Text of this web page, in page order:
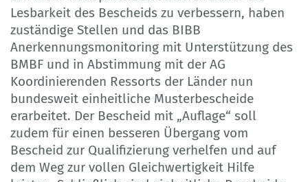
Lesbarkeit des Bescheids zu verbessern, haben
zuständige Stellen und das BIBB
Anerkennungsmonitoring mit Unterstützung des
BMBF und in Abstimmung mit der AG
Koordinierenden Ressorts der Länder nun
bundesweit einheitliche Musterbescheide
erarbeitet. Der Bescheid mit „Auflage“ soll
zudem für einen besseren Übergang vom
Bescheid zur Qualifizierung verhelfen und auf
dem Weg zur vollen Gleichwertigkeit Hilfe